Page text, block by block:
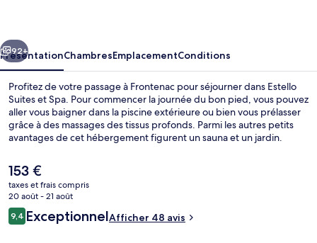
Suivant
92+
PrésentationChambresEmplacementConditions
Profitez de votre passage à Frontenac pour séjourner dans Estello
Suites et Spa. Pour commencer la journée du bon pied, vous pouvez
aller vous baigner dans la piscine extérieure ou bien vous prélasser
grâce à des massages des tissus profonds. Parmi les autres petits
avantages de cet hébergement figurent un sauna et un jardin.
Le
prix
actuel
est
de
153 €
taxes et frais compris
20 août - 21 août
Avis
voyageurs
9,49,4 sur 10
ExceptionnelAfficher 48 avis